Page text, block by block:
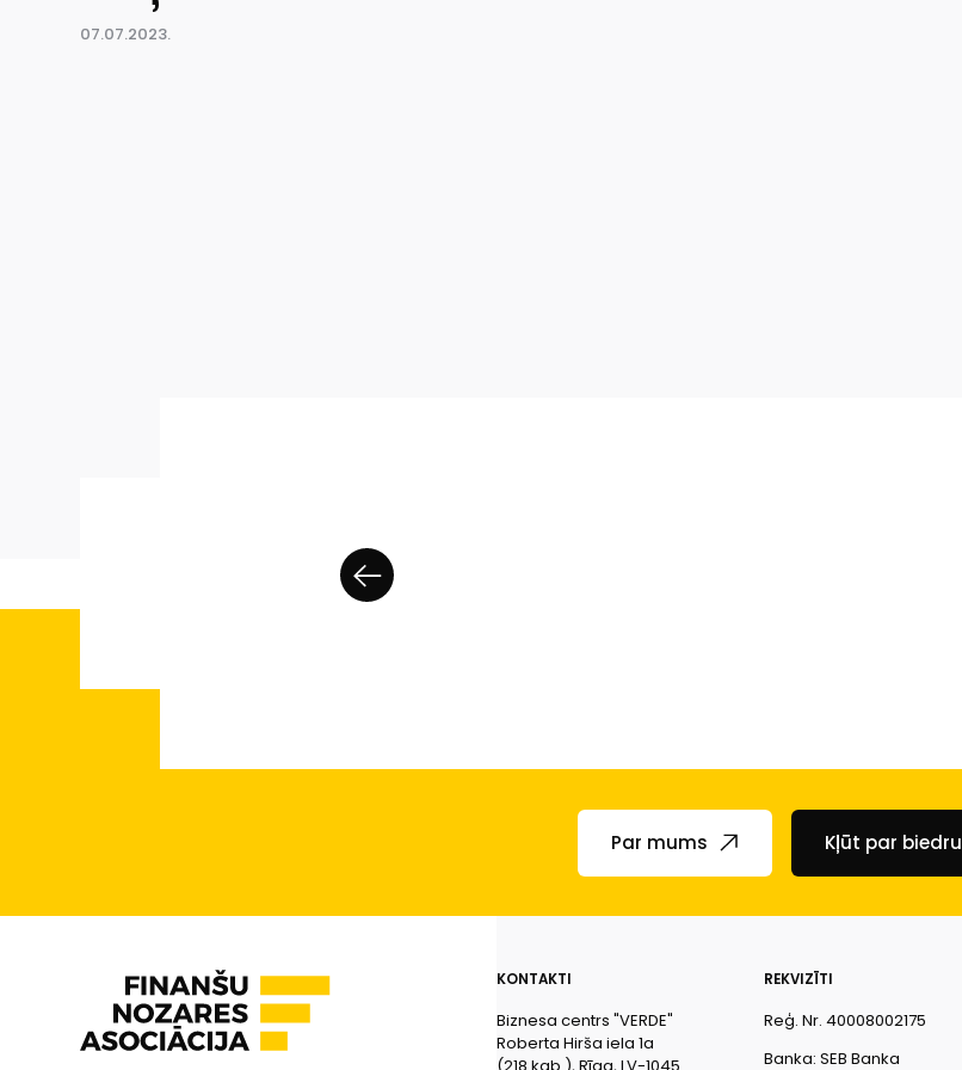
07.07.2023.
Par mums Kļūt par biedru
KONTAKTI
Biznesa centrs "VERDE"
Roberta Hirša iela 1a
(218.kab.), Rīga, LV-1045
REKVIZĪTI
Reģ. Nr. 40008002175
Banka: SEB Banka